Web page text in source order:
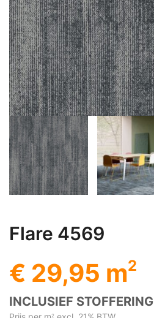
Flare 4569
€ 29,95 m2
INCLUSIEF STOFFERING
2